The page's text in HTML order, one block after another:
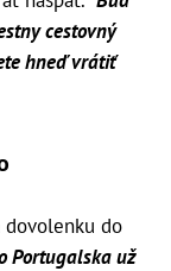
cestovný
hneď vrátiť
dovolenku do
Portugalska už